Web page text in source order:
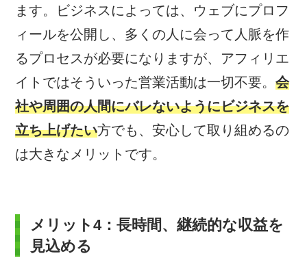
ます。ビジネスによっては、ウェブにプロフ
ィールを公開し、多くの人に会って人脈を作
るプロセスが必要になりますが、アフィリエ
イトではそういった営業活動は一切不要。会
社や周囲の人間にバレないようにビジネスを
立ち上げたい方でも、安心して取り組めるの
は大きなメリットです。
メリット4：長時間、継続的な収益を
見込める